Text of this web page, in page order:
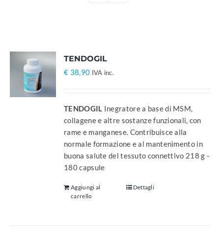
TENDOGIL
€ 38,90 IVA inc.
TENDOGIL Inegratore a base di MSM,
collagene e altre sostanze funzionali, con
rame e manganese. Contribuisce alla
normale formazione e al mantenimento in
buona salute del tessuto connettivo 218 g -
180 capsule
Aggiungi al
carrello
Dettagli